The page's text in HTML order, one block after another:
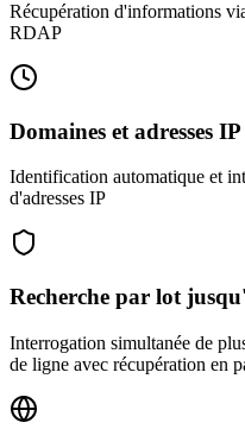
Récupération d'informations
RDAP
Domaines et adresses IP
Identification automatique et
d'adresses IP
Recherche par lot
Interrogation simultanée de
de ligne avec récupération en